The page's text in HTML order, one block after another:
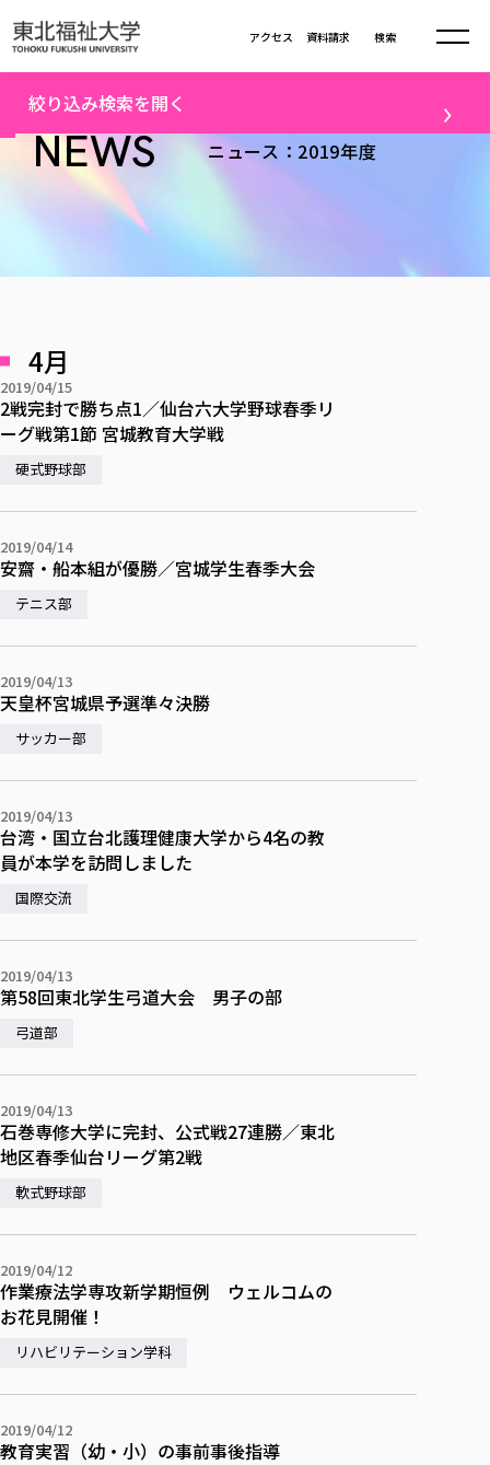
資料請求
アクセス 検索
建学の精神・教育の理念
学長室の窓
教育方針
各種方針
大学の概要
大学の歩み
学生・教職員・卒業生数
学則
寄附の受け入れ
関連法人
キャンパス案内
大学の取り組み
大学の取り組み
社会連携・研究
カリキュラム編成ガイドライン
本学のシラバスについて
一般事業主行動計画
公的資金等の不正使用の防止に関する基本方針
研究活動における不正行為の防止等に関する対応
大学広報誌「TFU Newsletter 東北福祉大学通信」
初年次教育（リエゾンゼミⅠ）について
リエゾンゼミ・ナビ（テキスト等）
放射線モニタリング測定結果（国見キャンパス）
情報公開
情報公開
ガバナンス・コード
中期事業計画
事業計画／財務・事業報告
大学評価
IR情報
学校教育法施行規則第172条の2に基づく情報公開
教職課程における情報の公表
学部・学科等設置計画履行状況報告書
情報公開規程
学部・大学院
学部・大学院TOP
総合福祉学部
社会福祉学科
福祉心理学科
福祉行政学科
共生まちづくり学部
共生まちづくり学部
共生まちづくり学科
教育学部
教育学部
教育学科
保健看護学科
リハビリテーション学科
医療経営管理学科
産業福祉マネジメント学科
情報福祉マネジメント学科
大学院
総合福祉学研究科 社会福祉学専攻 博士課程
総合福祉学研究科 福祉心理学専攻 修士課程
教育学研究科 教育学専攻 修士課程
通信教育部
通信教育部
通信制大学院 総合福祉学研究科 社会福祉学専攻 修士課程
通信制大学院 総合福祉学研究科 福祉心理学専攻 修士課程
カリキュラム（学部・大学院）
その他の就学機会
学びの特徴
ICT教育
教育実践活動（教育学科学生のみ受講可能）
禅のこころ
教員紹介・業績
学びのサポート
学びのサポート
学費（学部学科）
学生自主活動支援
社会人学生の育児支援（一時預かり）
学生総合補償制度
入学試験
進学相談会
オープンキャンパス
進路・就職 TOP
就職状況
東北福祉大学のキャリアサポート
東北福祉大学のキャリアサポート
東北福祉大学のキャリア教育
採用ご担当者様へ
センター長の挨拶
求人の受付について
単独学内説明会のご案内
在学生の方
在学生の方
卒業生の方
卒業生の方
卒業後のキャリア支援体制
在学生による訪問、情報提供へのご協力のお願い
卒業生アンケート
よくあるご質問
東北福祉大学のDNA
課外活動
文化会・文化系サークル紹介
大学指定団体紹介
国際交流
交換留学生 Exchange students
外国人在学生
Prospective Students
学生支援センター国際交流の活動
スタッフ紹介
ニュース一覧
社会連携・研究
東北福祉大学の研究活動
東北福祉大学の研究活動
東北福祉大学の研究紹介
共同研究等をご検討の皆様へ
東北福祉大学の紀要・リポジトリ
教職研究
東北福祉大学教育・教職センター特別支援教育研究年報一覧
芹沢銈介美術工芸館年報
東北福祉大学機関リポジトリ
東北福祉大学オープンアクセス方針
産学・産学官連携
産学・産学官連携
「高齢者のフレイル予防及びデジタルデバイド解消に向けた産
高齢者施設特化型モジュラー車いす開発
社会貢献・地域連携活動
社会貢献・地域連携活動
各種社会貢献活動の窓口
生涯学習・社会人講座
自治体・団体等との主な協定
研究所について
生涯教育・キャリア教育
生涯学習・社会人講座
特別支援教育研究室
TFU教育フォーラム
施設利用
NEWS ニュース：2019年度
絞り込み検索を開く
テーマ
すべて
配信対象
すべて
保護者向け
4月
2019/04/15
2戦完封で勝ち点1／仙台六大学野球春季リ
ーグ戦第1節 宮城教育大学戦
硬式野球部
2019/04/14
安齋・船本組が優勝／宮城学生春季大会
テニス部
2019/04/13
天皇杯宮城県予選準々決勝
サッカー部
2019/04/13
台湾・国立台北護理健康大学から4名の教
員が本学を訪問しました
国際交流
2019/04/13
第58回東北学生弓道大会 男子の部
弓道部
2019/04/13
石巻専修大学に完封、公式戦27連勝／東北
地区春季仙台リーグ第2戦
軟式野球部
2019/04/12
作業療法学専攻新学期恒例 ウェルコムの
お花見開催！
リハビリテーション学科
2019/04/12
教育実習（幼・小）の事前事後指導